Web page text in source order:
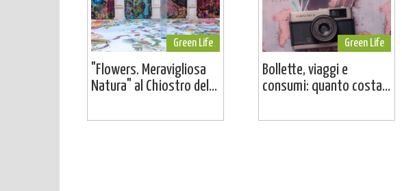
Green Life
"Flowers. Meravigliosa
Natura" al Chiostro del...
Green Life
Bollette, viaggi e
consumi: quanto costa...